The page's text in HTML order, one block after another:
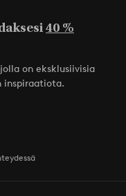
40 %
on eksklusiivisia
inspiraatiota.